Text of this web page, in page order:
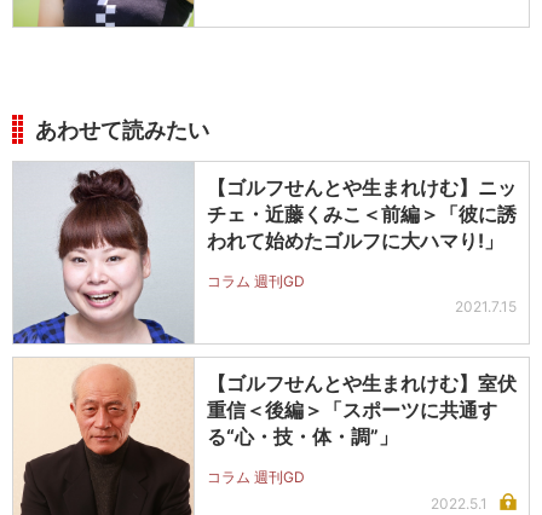
あわせて読みたい
【ゴルフせんとや生まれけむ】ニッ
チェ・近藤くみこ＜前編＞「彼に誘
われて始めたゴルフに大ハマり!」
コラム 週刊GD
2021.7.15
【ゴルフせんとや生まれけむ】室伏
重信＜後編＞「スポーツに共通す
る“心・技・体・調”」
コラム 週刊GD
2022.5.1